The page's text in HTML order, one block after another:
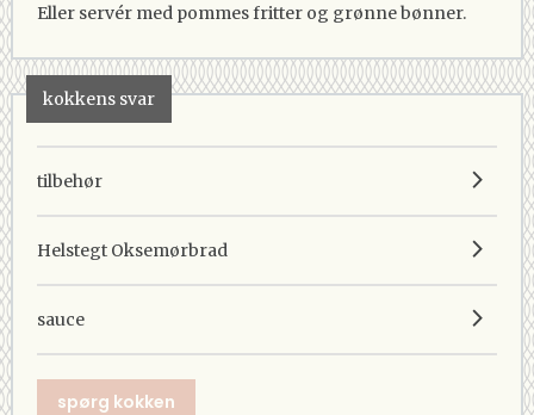
Eller servér med pommes fritter og grønne bønner.
kokkens svar
tilbehør
Helstegt Oksemørbrad
sauce
spørg kokken